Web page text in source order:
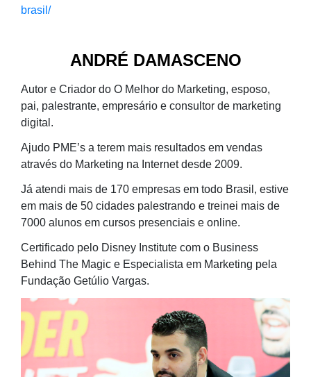
brasil/
ANDRÉ DAMASCENO
Autor e Criador do O Melhor do Marketing, esposo,
pai, palestrante, empresário e consultor de marketing
digital.
Ajudo PME’s a terem mais resultados em vendas
através do Marketing na Internet desde 2009.
Já atendi mais de 170 empresas em todo Brasil, estive
em mais de 50 cidades palestrando e treinei mais de
7000 alunos em cursos presenciais e online.
Certificado pelo Disney Institute com o Business
Behind The Magic e Especialista em Marketing pela
Fundação Getúlio Vargas.